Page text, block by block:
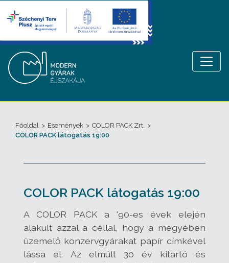
Főoldal > Események > COLOR PACK Zrt. >
COLOR PACK látogatás 19:00
COLOR PACK látogatás 19:00
A COLOR PACK a '90-es évek elején
alakult azzal a céllal, hogy a megyében
üzemelő konzervgyárakat papír címkével
lássa el. Az elmúlt 30 év kitartó és